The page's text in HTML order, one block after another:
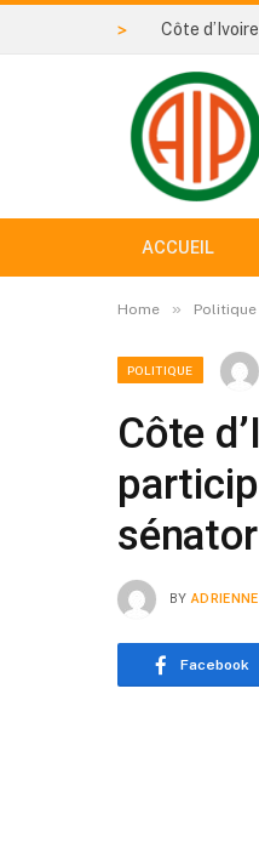
>
ACCUEIL
Home » Politique
POLITIQUE
Côte
BY
Facebook